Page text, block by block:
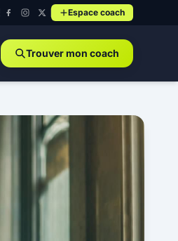
Espace coach
Trouver mon coach